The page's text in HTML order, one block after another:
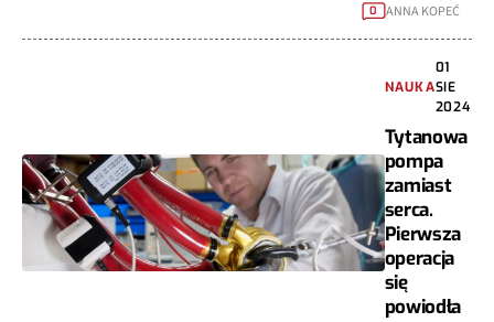
0 ANNA KOPEĆ
NAUKA
01
SIE
2024
Tytanowa
pompa
zamiast
serca.
Pierwsza
operacja
się
powiodła